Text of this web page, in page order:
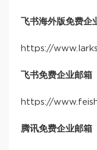
飞书海外版免费
https://
飞书免费企业邮箱
https://
腾讯免费企业邮箱